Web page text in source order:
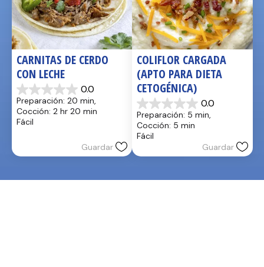
CARNITAS DE CERDO
CON LECHE
0.0
0.0
de
5
estrellas.
Preparación: 20 min,
Cocción: 2 hr 20 min
Fácil
Guardar
COLIFLOR CARGADA
(APTO PARA DIETA
CETOGÉNICA)
0.0
0.0
de
5
estrellas.
Preparación: 5 min,
Cocción: 5 min
Fácil
Guardar